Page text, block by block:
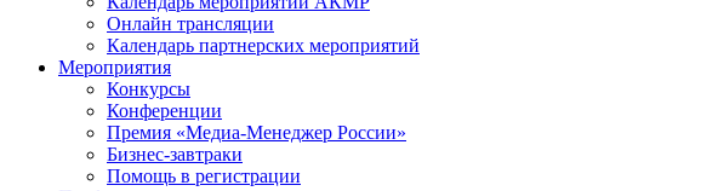
Онлайн трансляции
Календарь партнерских мероприятий
Мероприятия
Конкурсы
Конференции
Премия «Медиа-Менеджер России»
Бизнес-завтраки
Помощь в регистрации